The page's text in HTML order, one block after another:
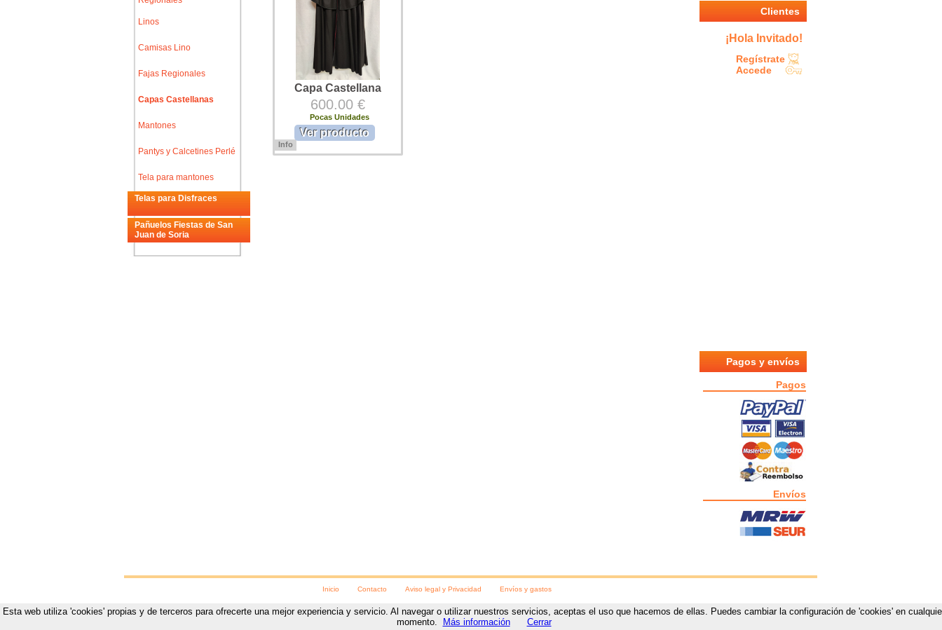
Linos
Camisas Lino
Fajas Regionales
Capas Castellanas
Mantones
Pantys y Calcetines Perlé
Tela para mantones
Telas para Disfraces
Pañuelos Fiestas de San
Juan de Soria
Capa Castellana
600.00 €
Pocas Unidades
Ver producto
Info
Capa Castellana. Capa
Clientes
¡Hola Invitado!
Regístrate
Accede
Pagos y envíos
Pagos
Envíos
Inicio Contacto Aviso legal y Privacidad Envíos y gastos
Vistete para las fiestasC/ Numancia, 8,Soria, ( Soria). Teléfono:975230078https://www.visteteparalasfiestas.com
Diseño y desarrollo webporwww.NetyTec.com
Esta web utiliza 'cookies' propias y de terceros para ofrecerte una mejor experiencia y servicio. Al navegar o utilizar nuestros servicios, aceptas el uso que hacemos de ellas. Puedes cambiar la configuración de 'cookies' en
momento.
Más información Cerrar